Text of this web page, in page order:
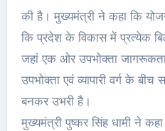
की है। मुख्यमंत्री ने कहा कि
कि प्रदेश के विकास में प्रत्येक
जहां एक ओर उपभोक्ता
उपभोक्ता एवं व्यापारी वर्ग के बीच
बनकर उभरी है।
मुख्यमंत्री पुष्कर सिंह धामी ने कहा